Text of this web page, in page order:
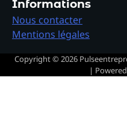
Informations
Nous contacter
Mentions légales
Copyright © 2026
|